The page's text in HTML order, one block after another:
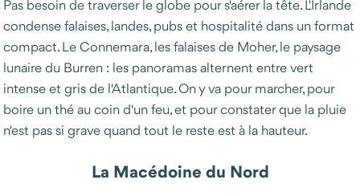
Pas besoin de traverser le globe pour s'aérer la tête. L'Irlande
condense falaises, landes, pubs et hospitalité dans un format
compact. Le Connemara, les falaises de Moher, le paysage
lunaire du Burren : les panoramas alternent entre vert
intense et gris de l'Atlantique. On y va pour marcher, pour
boire un thé au coin d'un feu, et pour constater que la pluie
n'est pas si grave quand tout le reste est à la hauteur.
La Macédoine du Nord